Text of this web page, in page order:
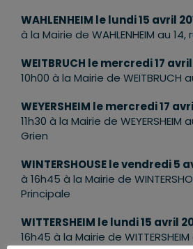
WAHLENHEIM le lundi 15 avril
à la Mairie de WAHLENHEIM au
WEITBRUCH le mercredi 17 avril
10h00 à la Mairie de WEITBRUCH
WEYERSHEIM le mercredi 17
11h30 à la Mairie de WEYERSHEIM
Grien
WINTERSHOUSE le vendredi 5
à 16h45 à la Mairie de
Principale
WITTERSHEIM le lundi 15 avril
16h45 à la Mairie de